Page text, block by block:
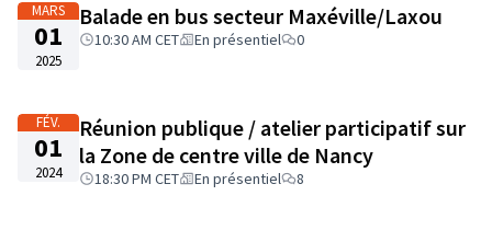
MARS
01
2025
Balade en bus secteur Maxéville/Laxou
10:30 AM CET En présentiel 0
FÉV.
01
2024
Réunion publique / atelier participatif sur
la Zone de centre ville de Nancy
18:30 PM CET En présentiel 8